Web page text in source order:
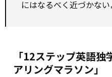
にはなるべく近づかな
「12ステップ英語
アリングマラソン」